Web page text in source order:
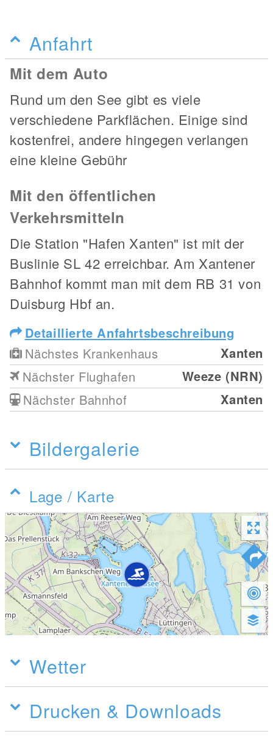
Anfahrt
Mit dem Auto
Rund um den See gibt es viele
verschiedene Parkflächen. Einige sind
kostenfrei, andere hingegen verlangen
eine kleine Gebühr
Mit den öffentlichen
Verkehrsmitteln
Die Station "Hafen Xanten" ist mit der
Buslinie SL 42 erreichbar. Am Xantener
Bahnhof kommt man mit dem RB 31 von
Duisburg Hbf an.
Detaillierte Anfahrtsbeschreibung
Nächstes Krankenhaus
Xanten
Nächster Flughafen
Weeze (NRN)
Nächster Bahnhof
Xanten
Bildergalerie
Lage / Karte
Wetter
Drucken & Downloads